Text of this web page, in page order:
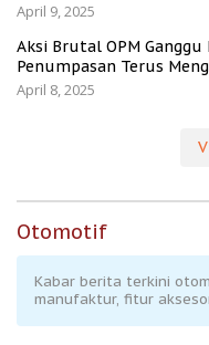
April 9, 2025
Aksi Brutal OPM
Penumpasan Terus
April 8, 2025
Otomotif
Kabar berita terkini
manufaktur, fitur